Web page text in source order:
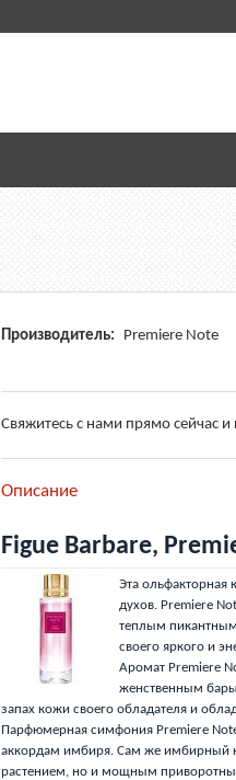
Производитель: Premiere Note
Свяжитесь с нами прямо сейчас и
Описание
Figue Barbare,
Эта ольфакторная
духов. Premiere
теплым пикантным
своего яркого и
Аромат Premiere
женственным
запах кожи своего обладателя и
Парфюмерная симфония Premiere
аккордам имбиря. Сам же имбирный
растением, но и мощным